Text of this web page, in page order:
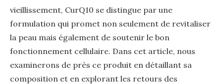
vieillissement, CurQ10 se distingue par une
formulation qui promet non seulement de revitaliser
la peau mais également de soutenir le bon
fonctionnement cellulaire. Dans cet article, nous
examinerons de près ce produit en détaillant sa
composition et en explorant les retours des